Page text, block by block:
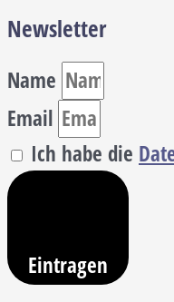
Newsletter
Name
Email
Ich habe die
Eintragen